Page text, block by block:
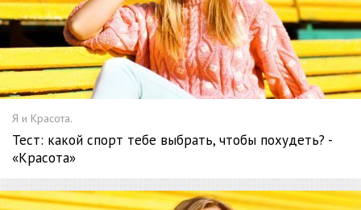
Я и Красота.
Тест: какой спорт тебе выбрать, чтобы похудеть? -
«Красота»